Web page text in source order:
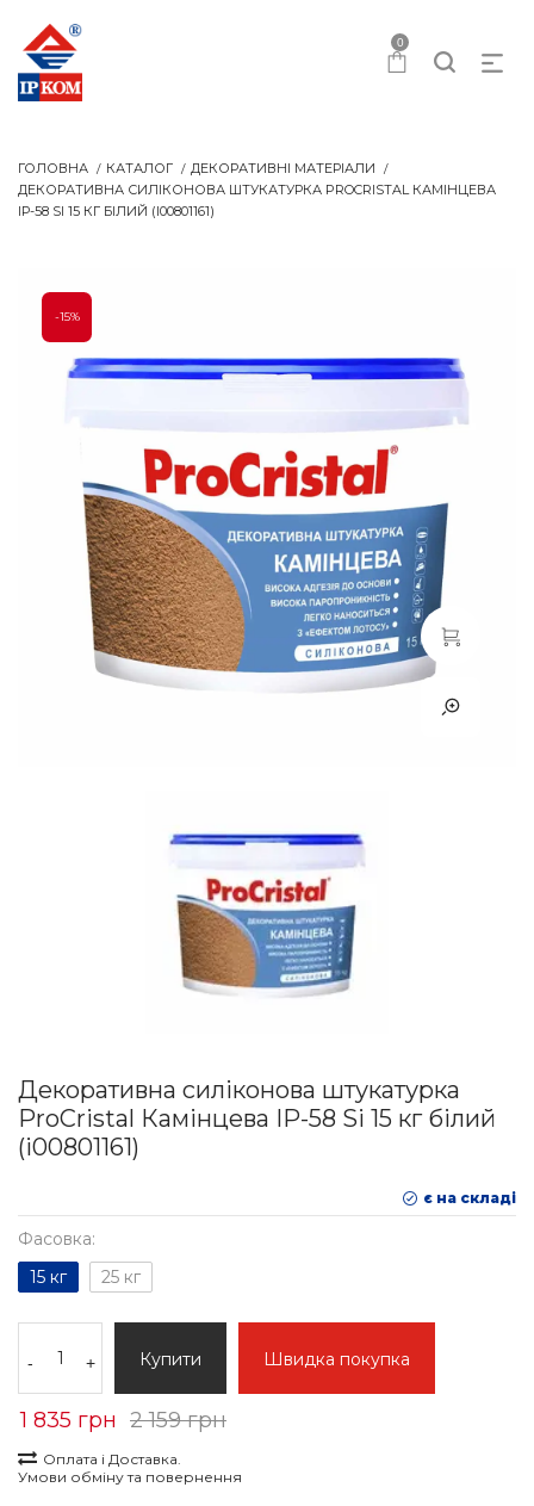
0
ГОЛОВНА КАТАЛОГ
ДЕКОРАТИВНІ МАТЕРІАЛИ
ДЕКОРАТИВНА СИЛІКОНОВА ШТУКАТУРКА PROCRISTAL КАМІНЦЕВА
IР-58 SI 15 КГ БІЛИЙ (I00801161)
-15%
Декоративна силіконова штукатурка
ProCristal Камінцева IР-58 Si 15 кг білий
(i00801161)
є на складі
Фасовка:
15 кг
25 кг
- + Купити Швидка покупка
1 835 грн 2 159 грн
Оплата і Доставка.
Умови обміну та повернення